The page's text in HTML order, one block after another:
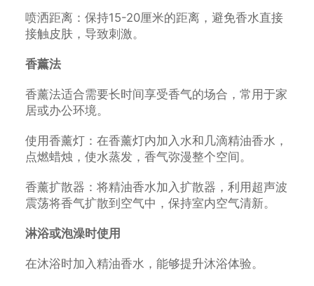
喷洒距离：保持15-20厘米的距离，避免香水直接
接触皮肤，导致刺激。
香薰法
香薰法适合需要长时间享受香气的场合，常用于家
居或办公环境。
使用香薰灯：在香薰灯内加入水和几滴精油香水，
点燃蜡烛，使水蒸发，香气弥漫整个空间。
香薰扩散器：将精油香水加入扩散器，利用超声波
震荡将香气扩散到空气中，保持室内空气清新。
淋浴或泡澡时使用
在沐浴时加入精油香水，能够提升沐浴体验。